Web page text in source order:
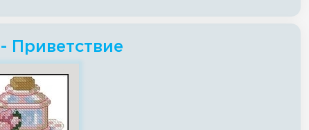
Приветствие